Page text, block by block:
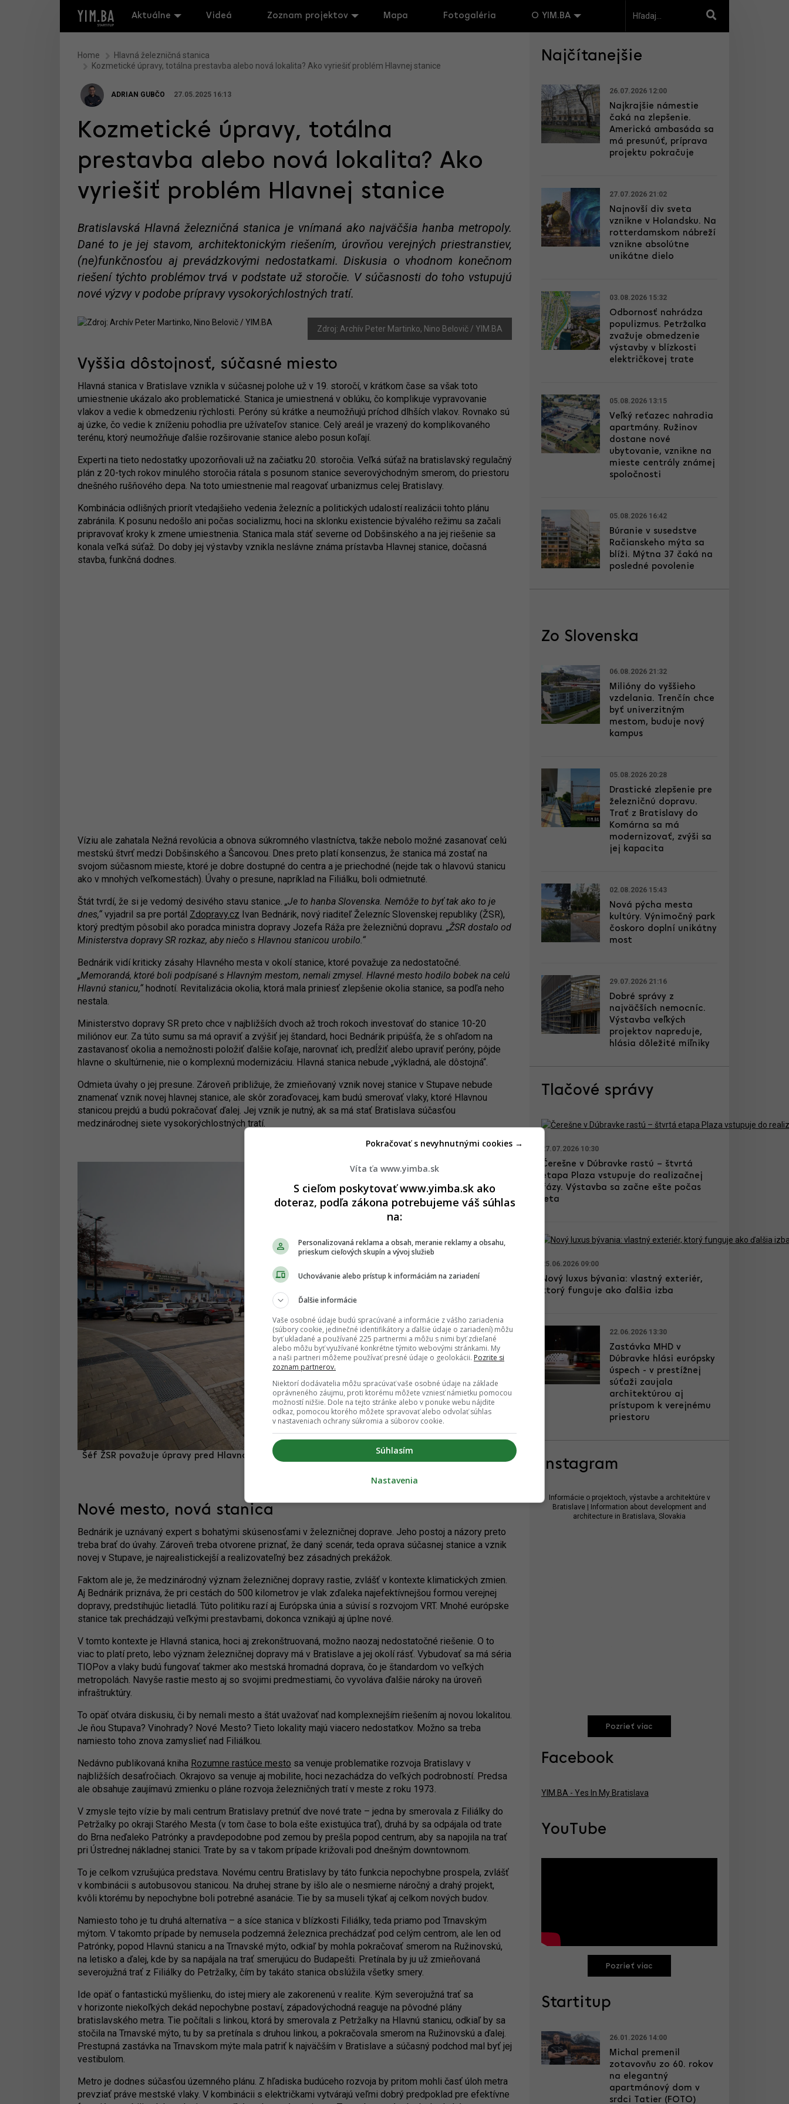
Aktuálne Videá Zoznam projektov Mapa Fotogaléria O YIM.BA
Home
Hlavná železničná stanica
Kozmetické úpravy, totálna prestavba alebo nová lokalita? Ako vyriešiť problém Hlavnej stanice
ADRIAN GUBČO 27.05.2025 16:13
Kozmetické úpravy, totálna
prestavba alebo nová lokalita? Ako
vyriešiť problém Hlavnej stanice
Bratislavská Hlavná železničná stanica je vnímaná ako najväčšia hanba metropoly.
Dané to je jej stavom, architektonickým riešením, úrovňou verejných priestranstiev,
(ne)funkčnosťou aj prevádzkovými nedostatkami. Diskusia o vhodnom konečnom
riešení týchto problémov trvá v podstate už storočie. V súčasnosti do toho vstupujú
nové výzvy v podobe prípravy vysokorýchlostných tratí.
Zdroj: Archív Peter Martinko, Nino Belovič / YIM.BA
Vyššia dôstojnosť, súčasné miesto
Hlavná stanica v Bratislave vznikla v súčasnej polohe už v 19. storočí, v krátkom čase sa však toto
umiestnenie ukázalo ako problematické. Stanica je umiestnená v oblúku, čo komplikuje vypravovanie
vlakov a vedie k obmedzeniu rýchlosti. Peróny sú krátke a neumožňujú príchod dlhších vlakov. Rovnako sú
aj úzke, čo vedie k zníženiu pohodlia pre užívateľov stanice. Celý areál je vrazený do komplikovaného
terénu, ktorý neumožňuje ďalšie rozširovanie stanice alebo posun koľají.
Experti na tieto nedostatky upozorňovali už na začiatku 20. storočia. Veľká súťaž na bratislavský regulačný
plán z 20-tych rokov minulého storočia rátala s posunom stanice severovýchodným smerom, do priestoru
dnešného rušňového depa. Na toto umiestnenie mal reagovať urbanizmus celej Bratislavy.
Kombinácia odlišných priorít vtedajšieho vedenia železníc a politických udalostí realizácii tohto plánu
zabránila. K posunu nedošlo ani počas socializmu, hoci na sklonku existencie bývalého režimu sa začali
pripravovať kroky k zmene umiestnenia. Stanica mala stáť severne od Dobšinského a na jej riešenie sa
konala veľká súťaž. Do doby jej výstavby vznikla neslávne známa prístavba Hlavnej stanice, dočasná
stavba, funkčná dodnes.
Víziu ale zahatala Nežná revolúcia a obnova súkromného vlastníctva, takže nebolo možné zasanovať celú
mestskú štvrť medzi Dobšinského a Šancovou. Dnes preto platí konsenzus, že stanica má zostať na
svojom súčasnom mieste, ktoré je dobre dostupné do centra a je priechodné (nejde tak o hlavovú stanicu
ako v mnohých veľkomestách). Úvahy o presune, napríklad na Filiálku, boli odmietnuté.
Štát tvrdí, že si je vedomý desivého stavu stanice. „Je to hanba Slovenska. Nemôže to byť tak ako to je
dnes,“ vyjadril sa pre portál Zdopravy.cz Ivan Bednárik, nový riaditeľ Železníc Slovenskej republiky (ŽSR),
ktorý predtým pôsobil ako poradca ministra dopravy Jozefa Ráža pre železničnú dopravu. „ŽSR dostalo od
Ministerstva dopravy SR rozkaz, aby niečo s Hlavnou stanicou urobilo.“
Bednárik vidí kriticky zásahy Hlavného mesta v okolí stanice, ktoré považuje za nedostatočné.
„Memorandá, ktoré boli podpísané s Hlavným mestom, nemali zmysel. Hlavné mesto hodilo bobek na celú
Hlavnú stanicu,“ hodnotí. Revitalizácia okolia, ktorá mala priniesť zlepšenie okolia stanice, sa podľa neho
nestala.
Ministerstvo dopravy SR preto chce v najbližších dvoch až troch rokoch investovať do stanice 10-20
miliónov eur. Za túto sumu sa má opraviť a zvýšiť jej štandard, hoci Bednárik pripúšťa, že s ohľadom na
zastavanosť okolia a nemožnosti položiť ďalšie koľaje, narovnať ich, predĺžiť alebo upraviť peróny, pôjde
hlavne o skultúrnenie, nie o komplexnú modernizáciu. Hlavná stanica nebude „výkladná, ale dôstojná“.
Odmieta úvahy o jej presune. Zároveň približuje, že zmieňovaný vznik novej stanice v Stupave nebude
znamenať vznik novej hlavnej stanice, ale skôr zoraďovacej, kam budú smerovať vlaky, ktoré Hlavnou
stanicou prejdú a budú pokračovať ďalej. Jej vznik je nutný, ak sa má stať Bratislava súčasťou
medzinárodnej siete vysokorýchlostných tratí.
Šéf ŽSR považuje úpravy pred Hlavnou stanicou zo strany mesta za nedostatočné. Autor: Nino
Nové mesto, nová stanica
Bednárik je uznávaný expert s bohatými skúsenosťami v železničnej doprave. Jeho postoj a názory preto
treba brať do úvahy. Zároveň treba otvorene priznať, že daný scenár, teda oprava súčasnej stanice a vznik
novej v Stupave, je najrealistickejší a realizovateľný bez zásadných prekážok.
Faktom ale je, že medzinárodný význam železničnej dopravy rastie, zvlášť v kontexte klimatických zmien.
Aj Bednárik priznáva, že pri cestách do 500 kilometrov je vlak zďaleka najefektívnejšou formou verejnej
dopravy, predstihujúc lietadlá. Túto politiku razí aj Európska únia a súvisí s rozvojom VRT. Mnohé európske
stanice tak prechádzajú veľkými prestavbami, dokonca vznikajú aj úplne nové.
V tomto kontexte je Hlavná stanica, hoci aj zrekonštruovaná, možno naozaj nedostatočné riešenie. O to
viac to platí preto, lebo význam železničnej dopravy má v Bratislave a jej okolí rásť. Vybudovať sa má séria
TIOPov a vlaky budú fungovať takmer ako mestská hromadná doprava, čo je štandardom vo veľkých
metropolách. Navyše rastie mesto aj so svojimi predmestiami, čo vyvoláva ďalšie nároky na úroveň
infraštruktúry.
To opäť otvára diskusiu, či by nemali mesto a štát uvažovať nad komplexnejším riešením aj novou lokalitou.
Je ňou Stupava? Vinohrady? Nové Mesto? Tieto lokality majú viacero nedostatkov. Možno sa treba
namiesto toho znova zamyslieť nad Filiálkou.
Nedávno publikovaná kniha Rozumne rastúce mesto sa venuje problematike rozvoja Bratislavy v
najbližších desaťročiach. Okrajovo sa venuje aj mobilite, hoci nezachádza do veľkých podrobností. Predsa
ale obsahuje zaujímavú zmienku o pláne rozvoja železničných tratí v meste z roku 1973.
V zmysle tejto vízie by mali centrum Bratislavy pretnúť dve nové trate – jedna by smerovala z Filiálky do
Petržalky po okraji Starého Mesta (v tom čase to bola ešte existujúca trať), druhá by sa odpájala od trate
do Brna neďaleko Patrónky a pravdepodobne pod zemou by prešla popod centrum, aby sa napojila na trať
pri Ústrednej nákladnej stanici. Trate by sa v takom prípade križovali pod dnešným downtownom.
To je celkom vzrušujúca predstava. Novému centru Bratislavy by táto funkcia nepochybne prospela, zvlášť
v kombinácii s autobusovou stanicou. Na druhej strane by išlo ale o nesmierne náročný a drahý projekt,
kvôli ktorému by nepochybne boli potrebné asanácie. Tie by sa museli týkať aj celkom nových budov.
Namiesto toho je tu druhá alternatíva – a síce stanica v blízkosti Filiálky, teda priamo pod Trnavským
mýtom. V takomto prípade by nemusela podzemná železnica prechádzať pod celým centrom, ale len od
Patrónky, popod Hlavnú stanicu a na Trnavské mýto, odkiaľ by mohla pokračovať smerom na Ružinovskú,
na letisko a ďalej, kde by sa napájala na trať smerujúcu do Budapešti. Pretínala by ju už zmieňovaná
severojužná trať z Filiálky do Petržalky, čím by takáto stanica obslúžila všetky smery.
Ide opäť o fantastickú myšlienku, do istej miery ale zakorenenú v realite. Kým severojužná trať sa
v horizonte niekoľkých dekád nepochybne postaví, západovýchodná reaguje na pôvodné plány
bratislavského metra. Tie počítali s linkou, ktorá by smerovala z Petržalky na Hlavnú stanicu, odkiaľ by sa
stočila na Trnavské mýto, tu by sa pretínala s druhou linkou, a pokračovala smerom na Ružinovskú a ďalej.
Prestupná zastávka na Trnavskom mýte mala patriť k najväčším v Bratislave a súčasný podchod mal byť jej
vestibulom.
Metro je dodnes súčasťou územného plánu. Z hľadiska budúceho rozvoja by pritom mohli časť úloh metra
prevziať práve mestské vlaky. V kombinácii s električkami vytvárajú veľmi dobrý predpoklad pre efektívne
Najčítanejšie
26.07.2026 12:00
Najkrajšie námestie
čaká na zlepšenie.
Americká ambasáda sa
má presunúť, príprava
projektu pokračuje
27.07.2026 21:02
Najnovší div sveta
vznikne v Holandsku. Na
rotterdamskom nábreží
vznikne absolútne
unikátne dielo
03.08.2026 15:32
Odbornosť nahrádza
populizmus. Petržalka
zvažuje obmedzenie
výstavby v blízkosti
električkovej trate
05.08.2026 13:15
Veľký reťazec nahradia
apartmány. Ružinov
dostane nové
ubytovanie, vznikne na
mieste centrály známej
spoločnosti
05.08.2026 16:42
Búranie v susedstve
Račianskeho mýta sa
blíži. Mýtna 37 čaká na
posledné povolenie
Zo Slovenska
06.08.2026 21:32
Milióny do vyššieho
vzdelania. Trenčín chce
byť univerzitným
mestom, buduje nový
kampus
05.08.2026 20:28
Drastické zlepšenie pre
železničnú dopravu.
Trať z Bratislavy do
Komárna sa má
modernizovať, zvýši sa
jej kapacita
02.08.2026 15:43
Nová pýcha mesta
kultúry. Výnimočný park
čoskoro doplní unikátny
most
29.07.2026 21:16
Dobré správy z
najväčších nemocníc.
Výstavba veľkých
projektov napreduje,
hlásia dôležité míľniky
Tlačové správy
27.07.2026 10:30
Čerešne v Dúbravke rastú – štvrtá
etapa Plaza vstupuje do realizačnej
fázy. Výstavba sa začne ešte počas
leta
25.06.2026 09:00
Nový luxus bývania: vlastný exteriér,
ktorý funguje ako ďalšia izba
22.06.2026 13:30
Zastávka MHD v
Dúbravke hlási európsky
úspech - v prestížnej
súťaži zaujala
architektúrou aj
prístupom k verejnému
priestoru
Instagram
Informácie o projektoch, výstavbe a architektúre v
Bratislave | Information about development and
architecture in Bratislava, Slovakia
Pozrieť viac
Facebook
YIM.BA - Yes In My Bratislava
YouTube
Pozrieť viac
Startitup
26.01.2026 14:00
Michal premenil
zotavovňu zo 60. rokov
na elegantný
apartmánový dom v
srdci Tatier (FOTO)
Víta ťa www.yimba.sk
S cieľom poskytovať www.yimba.sk ako
doteraz, podľa zákona potrebujeme váš súhlas
na:
Personalizovaná reklama a obsah, meranie reklamy a obsahu,
prieskum cieľových skupín a vývoj služieb
Uchovávanie alebo prístup k informáciám na zariadení
Ďalšie informácie
Vaše osobné údaje budú spracúvané a informácie z vášho zariadenia
(súbory cookie, jedinečné identifikátory a ďalšie údaje o zariadení) môžu
byť ukladané a používané 225 partnermi a môžu s nimi byť zdieľané
alebo môžu byť využívané konkrétne týmito webovými stránkami. My
a naši partneri môžeme používať presné údaje o geolokácii. Pozrite si
zoznam partnerov.
Niektorí dodávatelia môžu spracúvať vaše osobné údaje na základe
oprávneného záujmu, proti ktorému môžete vzniesť námietku pomocou
možností nižšie. Dole na tejto stránke alebo v ponuke webu nájdite
odkaz, pomocou ktorého môžete spravovať alebo odvolať súhlas
v nastaveniach ochrany súkromia a súborov cookie.
Súhlasím
Pokračovať s nevyhnutnými cookies →
Nastavenia